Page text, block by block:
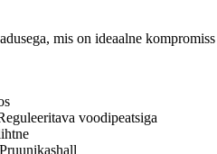
mis on ideaalne kompromiss
voodipeatsiga
Pruunikashall